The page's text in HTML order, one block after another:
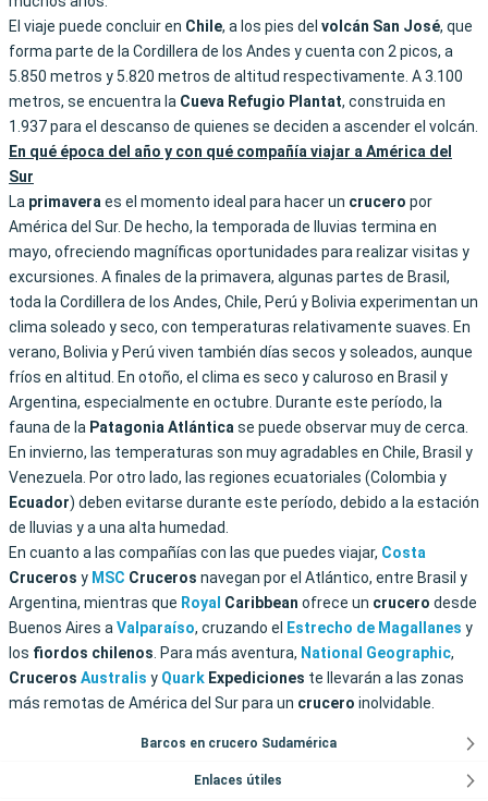
El viaje puede concluir en Chile, a los pies del volcán San José, que
forma parte de la Cordillera de los Andes y cuenta con 2 picos, a
5.850 metros y 5.820 metros de altitud respectivamente. A 3.100
metros, se encuentra la Cueva Refugio Plantat, construida en
1.937 para el descanso de quienes se deciden a ascender el volcán.
En qué época del año y con qué compañía viajar a América del
Sur
La primaveraes el momento ideal para hacer un crucero por
América del Sur. De hecho, la temporada de lluvias termina en
mayo, ofreciendo magníficas oportunidades para realizar visitas y
excursiones. A finales de la primavera, algunas partes de Brasil,
toda la Cordillera de los Andes, Chile, Perú y Bolivia experimentan un
clima soleado y seco, con temperaturas relativamente suaves. En
verano, Bolivia y Perú viven también días secos y soleados, aunque
fríos en altitud. En otoño, el clima es seco y caluroso en Brasil y
Argentina, especialmente en octubre. Durante este período, la
fauna de la PatagoniaAtlánticase puede observar muy de cerca.
En invierno, las temperaturas son muy agradables en Chile, Brasil y
Venezuela. Por otro lado, las regiones ecuatoriales (Colombia y
Ecuador) deben evitarse durante este período, debido a la estación
de lluvias y a una alta humedad.
En cuanto a las compañías con las que puedes viajar, Costa
Cruceros y MSC Cruceros navegan por el Atlántico, entre Brasil y
Argentina, mientras que Royal Caribbean ofrece un crucero desde
Buenos Aires aValparaíso, cruzando el Estrecho de Magallanes y
los fiordos chilenos. Para más aventura, National Geographic,
Cruceros Australis y Quark Expediciones te llevarán a las zonas
más remotas de América del Sur para un crucero inolvidable.
Barcos en crucero Sudamérica
Enlaces útiles